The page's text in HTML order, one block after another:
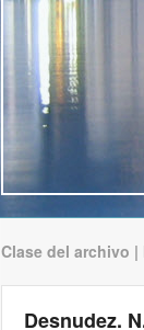
Clase del archivo |
Desnudez.